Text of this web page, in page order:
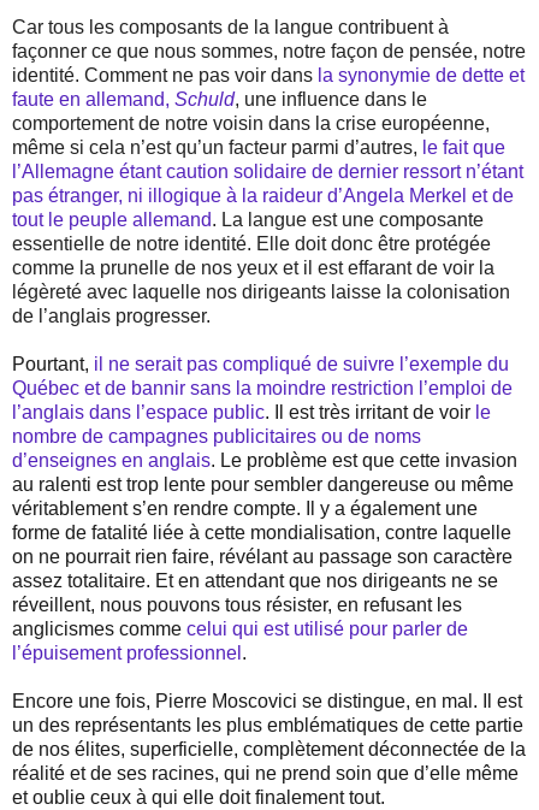
Car tous les composants de la langue contribuent à
façonner ce que nous sommes, notre façon de pensée, notre
identité. Comment ne pas voir dans la synonymie de dette et
faute en allemand, Schuld, une influence dans le
comportement de notre voisin dans la crise européenne,
même si cela n’est qu’un facteur parmi d’autres, le fait que
l’Allemagne étant caution solidaire de dernier ressort n’étant
pas étranger, ni illogique à la raideur d’Angela Merkel et de
tout le peuple allemand. La langue est une composante
essentielle de notre identité. Elle doit donc être protégée
comme la prunelle de nos yeux et il est effarant de voir la
légèreté avec laquelle nos dirigeants laisse la colonisation
de l’anglais progresser.
Pourtant, il ne serait pas compliqué de suivre l’exemple du
Québec et de bannir sans la moindre restriction l’emploi de
l’anglais dans l’espace public. Il est très irritant de voir le
nombre de campagnes publicitaires ou de noms
d’enseignes en anglais. Le problème est que cette invasion
au ralenti est trop lente pour sembler dangereuse ou même
véritablement s’en rendre compte. Il y a également une
forme de fatalité liée à cette mondialisation, contre laquelle
on ne pourrait rien faire, révélant au passage son caractère
assez totalitaire. Et en attendant que nos dirigeants ne se
réveillent, nous pouvons tous résister, en refusant les
anglicismes comme celui qui est utilisé pour parler de
l’épuisement professionnel .
Encore une fois, Pierre Moscovici se distingue, en mal. Il est
un des représentants les plus emblématiques de cette partie
de nos élites, superficielle, complètement déconnectée de la
réalité et de ses racines, qui ne prend soin que d’elle même
et oublie ceux à qui elle doit finalement tout.